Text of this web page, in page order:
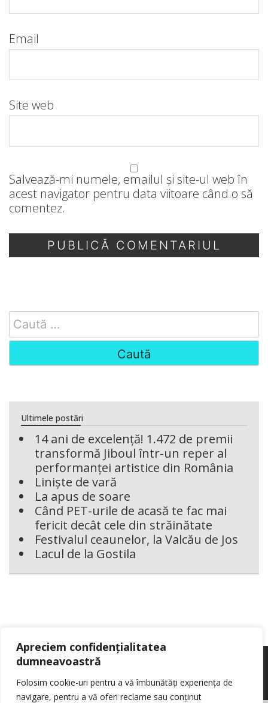
Apreciem confidențialitatea
dumneavoastră
Folosim cookie-uri pentru a vă îmbunătăți experiența de
navigare, pentru a vă oferi reclame sau conținut
Email
Site web
Salvează-mi numele, emailul și site-ul web în
acest navigator pentru data viitoare când o să
comentez.
Search
for:
Ultimele postări
14 ani de excelență! 1.472 de premii
transformă Jiboul într-un reper al
performanței artistice din România
Liniște de vară
La apus de soare
Când PET-urile de acasă te fac mai
fericit decât cele din străinătate
Festivalul ceaunelor, la Valcău de Jos
Lacul de la Gostila